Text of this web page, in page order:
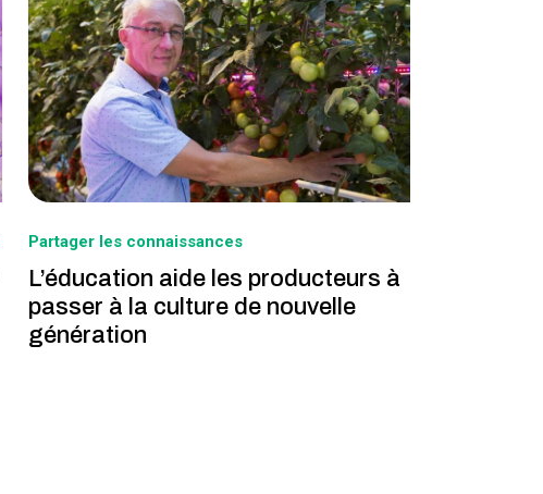
Partager les connaissances
L’éducation aide les producteurs à
passer à la culture de nouvelle
génération